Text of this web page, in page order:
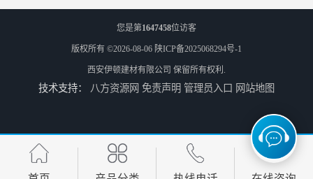
伊顿C60灌浆料 设备基础安装 梁柱改造加固二次灌浆料
您是第1647458位访客
版权所有 ©2026-08-06 陕ICP备2025068294号-1
西安伊顿建材有限公司 保留所有权利.
技术支持： 八方资源网 免责声明 管理员入口 网站地图